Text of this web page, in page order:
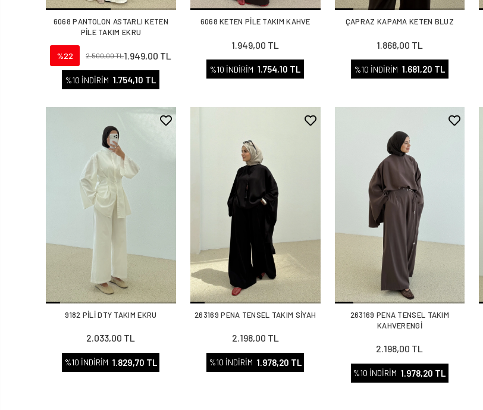
6068 PANTOLON ASTARLI KETEN
PİLE TAKIM EKRU
%22 2.500,00 TL1.949,00 TL
%10 İNDİRİM 1.754,10 TL
6068 KETEN PİLE TAKIM KAHVE
1.949,00 TL
%10 İNDİRİM 1.754,10 TL
ÇAPRAZ KAPAMA KETEN BLUZ
1.868,00 TL
%10 İNDİRİM 1.681,20 TL
9182 PİLİ DTY TAKIM EKRU
2.033,00 TL
%10 İNDİRİM 1.829,70 TL
263169 PENA TENSEL TAKIM SİYAH
2.198,00 TL
%10 İNDİRİM 1.978,20 TL
263169 PENA TENSEL TAKIM
KAHVERENGİ
2.198,00 TL
%10 İNDİRİM 1.978,20 TL